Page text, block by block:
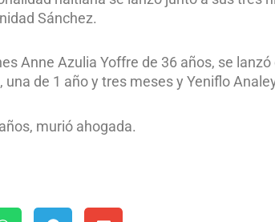
Sánchez.
Anne Azulia Yoffre de 36 años, se
una de 1 año y tres meses y Yeniflo
murió ahogada.